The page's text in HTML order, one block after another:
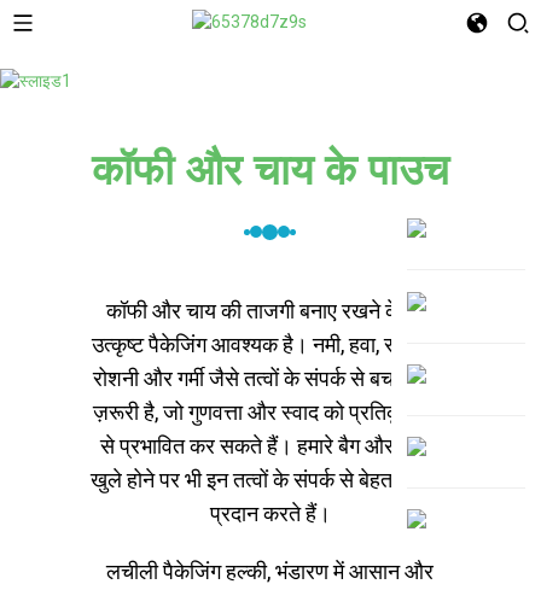
कॉफी और चाय के पाउच
कॉफी और चाय की ताजगी बनाए रखने के लिए
उत्कृष्ट पैकेजिंग आवश्यक है। नमी, हवा, सूरज की
रोशनी और गर्मी जैसे तत्वों के संपर्क से बचना बेहद
ज़रूरी है, जो गुणवत्ता और स्वाद को प्रतिकूल रूप
से प्रभावित कर सकते हैं। हमारे बैग और पाउच
खुले होने पर भी इन तत्वों के संपर्क से बेहतर सुरक्षा
प्रदान करते हैं।
लचीली पैकेजिंग हल्की, भंडारण में आसान और